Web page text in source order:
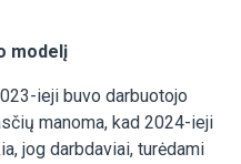
modelį
ieji buvo darbuotojo
manoma, kad 2024-ieji
jog darbdaviai, turėdami